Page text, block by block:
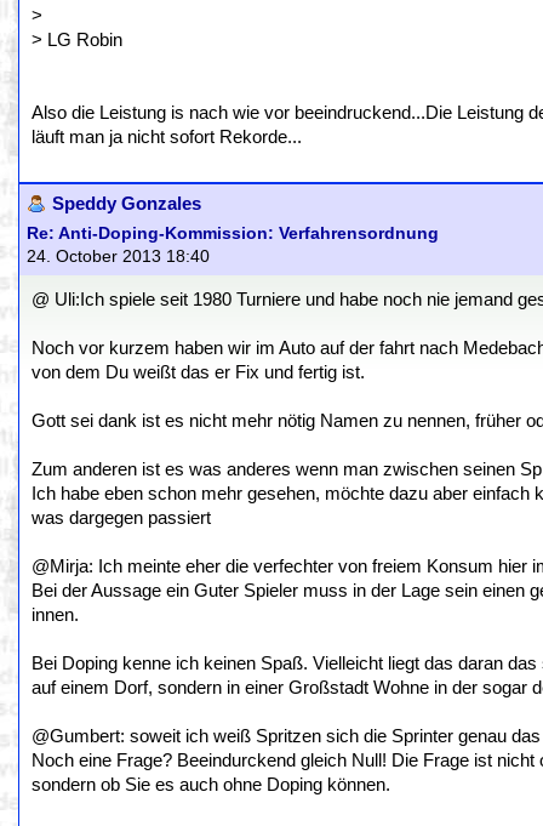
>
> LG Robin
Also die Leistung is nach wie vor beeindruckend...Die Leistung
läuft man ja nicht sofort Rekorde...
Speddy Gonzales
Re: Anti-Doping-Kommission: Verfahrensordnung
24. October 2013 18:40
@ Uli:Ich spiele seit 1980 Turniere und habe noch nie jemand
Noch vor kurzem haben wir im Auto auf der fahrt nach
von dem Du weißt das er Fix und fertig ist.
Gott sei dank ist es nicht mehr nötig Namen zu nennen, früher
Zum anderen ist es was anderes wenn man zwischen seinen
Ich habe eben schon mehr gesehen, möchte dazu aber
was dargegen passiert
@Mirja: Ich meinte eher die verfechter von freiem Konsum hier
Bei der Aussage ein Guter Spieler muss in der Lage sein einen
innen.
Bei Doping kenne ich keinen Spaß. Vielleicht liegt das daran
auf einem Dorf, sondern in einer Großstadt Wohne in der sogar
@Gumbert: soweit ich weiß Spritzen sich die Sprinter genau
Noch eine Frage? Beeindurckend gleich Null! Die Frage ist
sondern ob Sie es auch ohne Doping können.